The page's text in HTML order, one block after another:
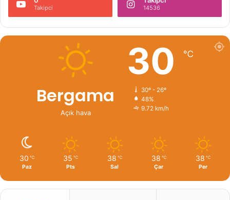
Takipci 14536
Bergama
Açık hava
30 ℃
30º - 26º
48%
9.72 km/h
30 ℃
Paz
35 ℃
Pts
38 ℃
Sal
38 ℃
Çar
38 ℃
Per